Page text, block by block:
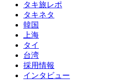
タキ旅レポ
タキネタ
韓国
上海
タイ
台湾
採用情報
インタビュー